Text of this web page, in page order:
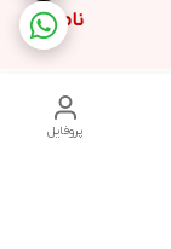
ناموجود
پروفایل